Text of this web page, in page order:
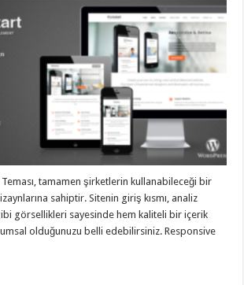
tamamen şirketlerin kullanabileceği bir
sahiptir. Sitenin giriş kısmı, analiz
görsellikleri sayesinde hem kaliteli bir içerik
olduğunuzu belli edebilirsiniz. Responsive